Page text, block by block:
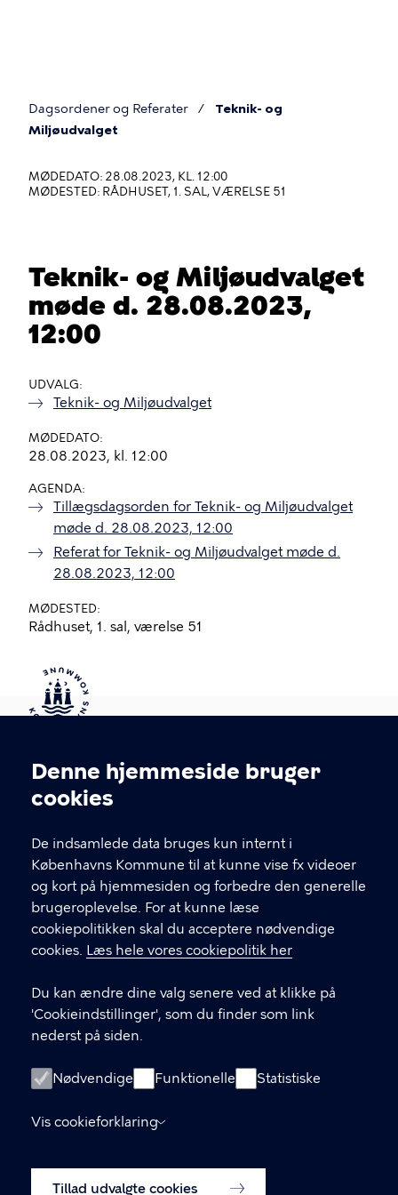
Cookieindstillinger
Denne hjemmeside bruger
cookies
De indsamlede data bruges kun internt i
Københavns Kommune til at kunne vise fx videoer
og kort på hjemmesiden og forbedre den generelle
brugeroplevelse. For at kunne læse
cookiepolitikken skal du acceptere nødvendige
cookies. Læs hele vores cookiepolitik her
Du kan ændre dine valg senere ved at klikke på
'Cookieindstillinger', som du finder som link
nederst på siden.
Nødvendige Funktionelle Statistiske
Vis cookieforklaring
Tillad udvalgte cookies
Du
her
Dagsordener og Referater
Teknik- og
Miljøudvalget
MØDEDATO: 28.08.2023, KL. 12:00
MØDESTED: RÅDHUSET, 1. SAL, VÆRELSE 51
Teknik- og Miljøudvalget
møde d. 28.08.2023,
12:00
UDVALG
Teknik- og Miljøudvalget
MØDEDATO
28.08.2023, kl. 12:00
AGENDA
Tillægsdagsorden for Teknik- og Miljøudvalget
møde d. 28.08.2023, 12:00
Referat for Teknik- og Miljøudvalget møde d.
28.08.2023, 12:00
MØDESTED
Rådhuset, 1. sal, værelse 51
Kontakt Københavns Kommune
T
fFind andre kontakter her
CVR-nummer64942212
GENVEJE
Digital Post
Databeskyttelse
Tilgængelighedserklæring
Om hjemmesiden
Cookiepolitik